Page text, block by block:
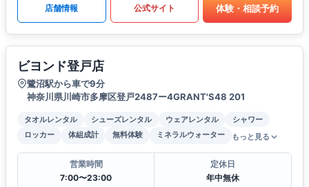
店舗情報 公式サイト 体験・相談予約
ビヨンド登戸店
鷺沼駅から車で9分
神奈川県川崎市多摩区登戸2487ー4GRANT'S48 201
タオルレンタル シューズレンタル ウェアレンタル
シャワー
ロッカー
体組成計 無料体験 ミネラルウォーター もっと見る
営業時間
7:00〜23:00
定休日
年中無休